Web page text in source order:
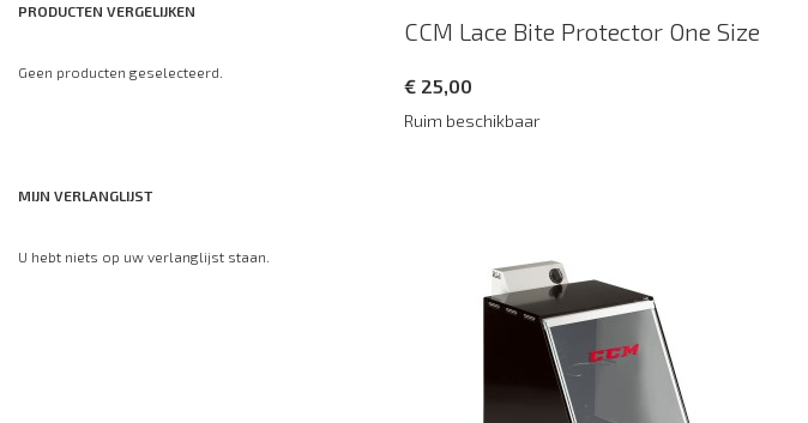
CCM Lace Bite Protector One Size
€ 25,00
Ruim beschikbaar
PRODUCTEN VERGELIJKEN
Geen producten geselecteerd.
MIJN VERLANGLIJST
U hebt niets op uw verlanglijst staan.